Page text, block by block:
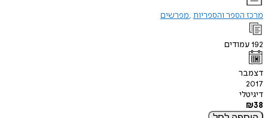
מרכז הספר והספריות מפרשים
192עמודים
דצמבר
2017
דיגיטלי
₪38